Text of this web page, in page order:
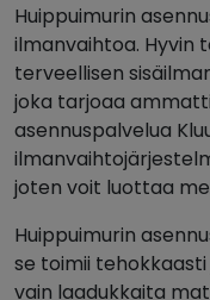
Huippuimurin
ilmanvaihtoa. Hyvin
terveellisen
joka tarjoaa
asennuspalvelua
joten voit luottaa
Huippuimurin
se toimii
vain laadukkaita